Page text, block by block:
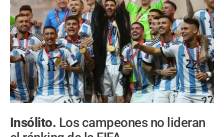
Insólito. Los campeones no lideran